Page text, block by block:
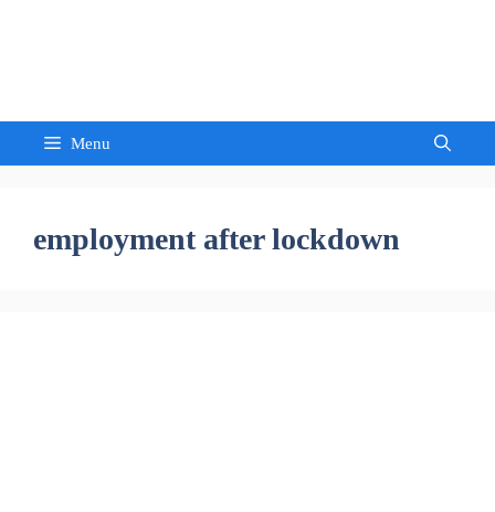
Menu
employment after lockdown